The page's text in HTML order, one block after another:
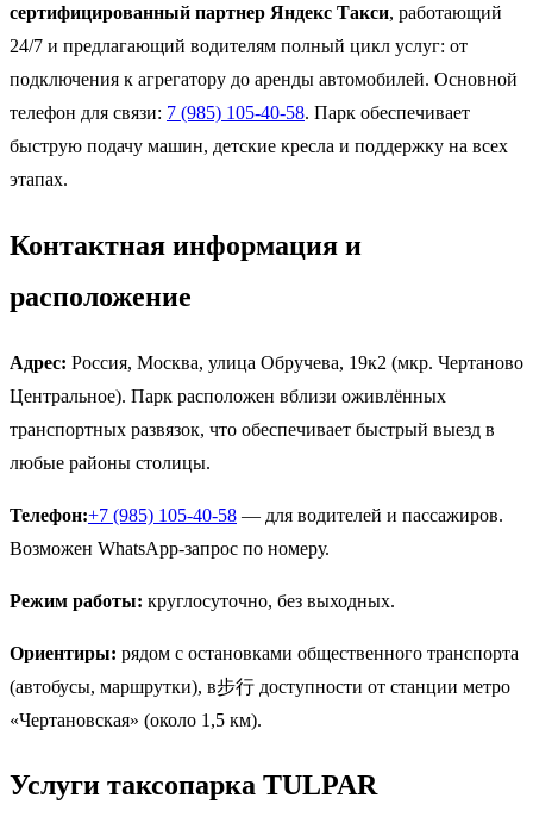
сертифицированный партнер Яндекс Такси, работающий
24/7 и предлагающий водителям полный цикл услуг: от
подключения к агрегатору до аренды автомобилей. Основной
телефон для связи: 7 (985) 105-40-58. Парк обеспечивает
быструю подачу машин, детские кресла и поддержку на всех
этапах.
Контактная информация и
расположение
Адрес: Россия, Москва, улица Обручева, 19к2 (мкр. Чертаново
Центральное). Парк расположен вблизи оживлённых
транспортных развязок, что обеспечивает быстрый выезд в
любые районы столицы.
Телефон:+7 (985) 105-40-58 — для водителей и пассажиров.
Возможен WhatsApp-запрос по номеру.
Режим работы: круглосуточно, без выходных.
Ориентиры: рядом с остановками общественного транспорта
(автобусы, маршрутки), в步行 доступности от станции метро
«Чертановская» (около 1,5 км).
Услуги таксопарка TULPAR